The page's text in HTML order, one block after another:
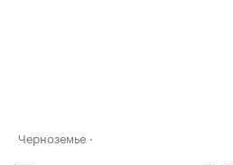
Черноземье